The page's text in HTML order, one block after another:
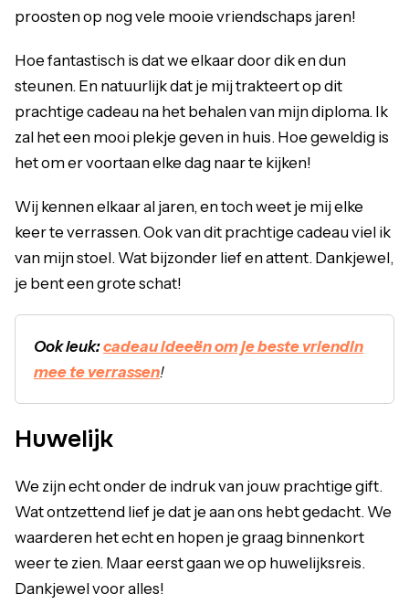
proosten op nog vele mooie vriendschaps jaren!
Hoe fantastisch is dat we elkaar door dik en dun
steunen. En natuurlijk dat je mij trakteert op dit
prachtige cadeau na het behalen van mijn diploma. Ik
zal het een mooi plekje geven in huis. Hoe geweldig is
het om er voortaan elke dag naar te kijken!
Wij kennen elkaar al jaren, en toch weet je mij elke
keer te verrassen. Ook van dit prachtige cadeau viel ik
van mijn stoel. Wat bijzonder lief en attent. Dankjewel,
je bent een grote schat!
Ook leuk:cadeau ideeën om je beste vriendin
mee te verrassen!
Huwelijk
We zijn echt onder de indruk van jouw prachtige gift.
Wat ontzettend lief je dat je aan ons hebt gedacht. We
waarderen het echt en hopen je graag binnenkort
weer te zien. Maar eerst gaan we op huwelijksreis.
Dankjewel voor alles!